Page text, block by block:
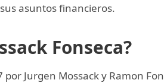
asuntos financieros.
Fonseca?
por Jurgen Mossack y Ramon